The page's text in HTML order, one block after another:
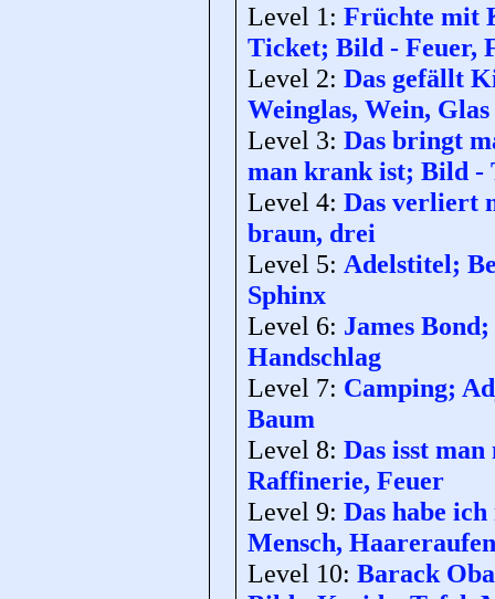
Level 1: Früchte mit
Ticket; Bild - Feuer,
Level 2: Das gefällt
Weinglas, Wein, Glas
Level 3: Das bringt
man krank ist; Bild -
Level 4: Das verliert
braun, drei
Level 5: Adelstitel;
Sphinx
Level 6: James
Handschlag
Level 7: Camping;
Baum
Level 8: Das isst
Raffinerie, Feuer
Level 9: Das habe
Mensch, Haareraufen
Level 10: Barack